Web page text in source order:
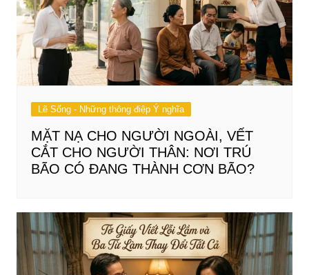
Lẽ Sống - Những thông điệp Ý nghĩa
MẶT NẠ CHO NGƯỜI NGOÀI, VẾT
CẮT CHO NGƯỜI THÂN: NƠI TRÚ
BÃO CÓ ĐANG THÀNH CƠN BÃO?